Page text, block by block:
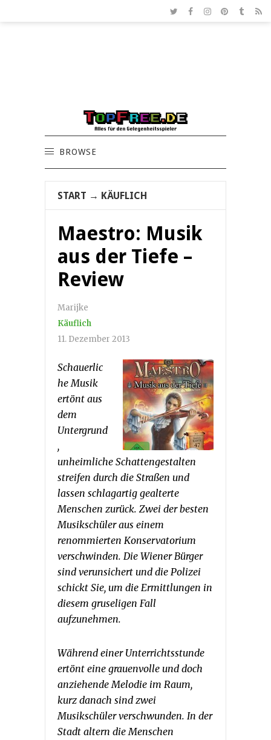
BROWSE
START → KÄUFLICH
Maestro: Musik
aus der Tiefe –
Review
Marijke
Käuflich
11. Dezember 2013
Schauerlic
he Musik
ertönt aus
dem
Untergrund
,
unheimliche Schattengestalten
streifen durch die Straßen und
lassen schlagartig gealterte
Menschen zurück. Zwei der besten
Musikschüler aus einem
renommierten Konservatorium
verschwinden. Die Wiener Bürger
sind verunsichert und die Polizei
schickt Sie, um die Ermittlungen in
diesem gruseligen Fall
aufzunehmen.
Während einer Unterrichtsstunde
ertönt eine grauenvolle und doch
anziehende Melodie im Raum,
kurz danach sind zwei
Musikschüler verschwunden. In der
Stadt altern die Menschen